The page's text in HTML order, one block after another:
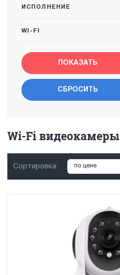
ИСПОЛНЕНИЕ
WI-FI
Wi-Fi видеокамеры
Сортировка: по цене